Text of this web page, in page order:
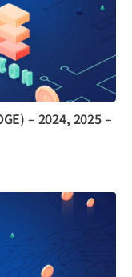
– 2024, 2025 –